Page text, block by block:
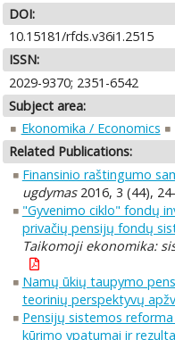
DOI:
10.15181/rfds.v36i1.2515
ISSN:
2029-9370; 2351-6542
Subject area:
Ekonomika / Economics
Related Publications:
Finansinio raštingumo
ugdymas2016, 3 (44),
"Gyvenimo ciklo" fondų
privačių pensijų fondų
Taikomoji ekonomika:
Namų ūkių taupymo
teorinių perspektyvų
Pensijų sistemos
kūrimo ypatumai ir